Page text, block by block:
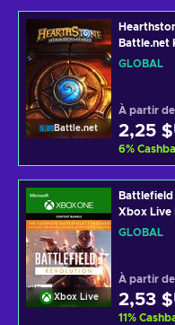
Battle.net
Battle.net
GLOBAL
À partir de
2,25
6%
Xbox Live
Battlefield
Xbox Live
GLOBAL
À partir de
2,53
11%